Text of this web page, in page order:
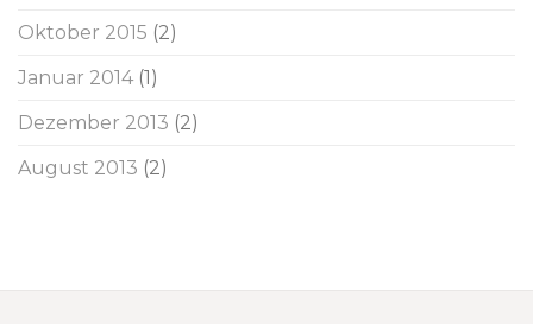
Oktober 2015 (2)
Januar 2014(1)
Dezember 2013 (2)
August 2013 (2)